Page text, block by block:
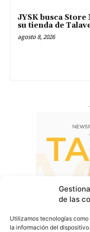
de las
Utilizamos tecnologías
la información del
JYSK busca
su tienda de
agosto 8, 2026